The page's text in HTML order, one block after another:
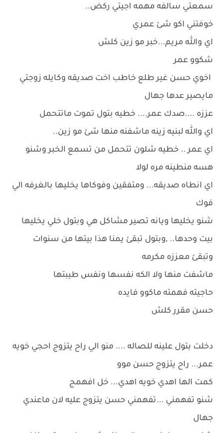
سمعتي سالفه مهمه اجيتي ركض..
خوفتني اكو شئ عمري
اي والله مريم...خبر مو زين كلش
شكوو عمر
اخوي حسن غير طلع خاطب اخت صديقه وكايله زوجتي
مايصير عدها جهال
عززه ....صدك عمر.... خطيه بتول تموت ماتتحمل
اي والله لبنيه زينه ماشفنه منها شئ مو زين..
اي عمر .. خطيه شلون تتحمل من تسمع الخبر وشنو
هسه منطينه مره لولا
اي انطاه صديقه... ومتفقين وفوكاها يخليها بالغرفه الي
فوك
شنو يخليها ويانه تصير مشاكل هي وبتول خلي يخليها
بيت وحدها.. ,وبتول تبقئ يمنا هذا بيتها من سنوات
وتبقئ معززه مكرمه
ماشفت منها ولا الكه نفسها ونفس طيبتها
حاجيته فهمته ماكوو فايده
حسن مقرر كلش
دخلت بتول علينه للصاله .... منو الي راح يتزوج احجي خويه
عمر... راح يتزوج حسن موو
كمت الها اهدي خويه اهدي... خل افهمج
شنو تفهمني ...تفهمني حسن يتزوج عليه لان ماعندي
جهال